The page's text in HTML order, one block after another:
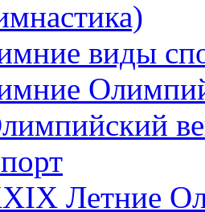
виды
Летние